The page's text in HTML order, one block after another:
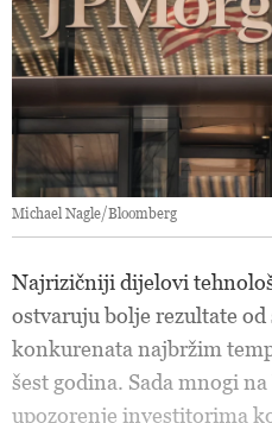
Michael Nagle/Bloomberg
Najrizičniji dijelovi
ostvaruju bolje rezultate od
konkurenata najbržim
šest godina. Sada mnogi
upozorenje investitorima